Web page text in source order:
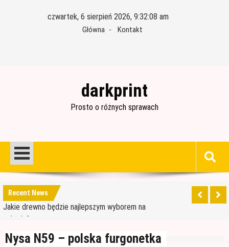
czwartek, 6 sierpień 2026, 9:32:09 am
Główna Kontakt
darkprint
Prosto o różnych sprawach
Recent News
Materiały budowlane potrzebne do ocieplenia
garażu
Czym jest papa i jak ją stosować?
Jakie drewno będzie najlepszym wyborem na
schody?
Jak wybrać dobre drewno konstrukcyjne?
Wałek czy pędzel – czym lepiej malować?
Nysa N59 – polska furgonetka